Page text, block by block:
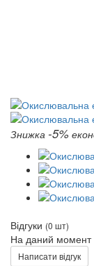
Знижка -5%
Відгуки (0 шт)
На даний момент
Написати відгук